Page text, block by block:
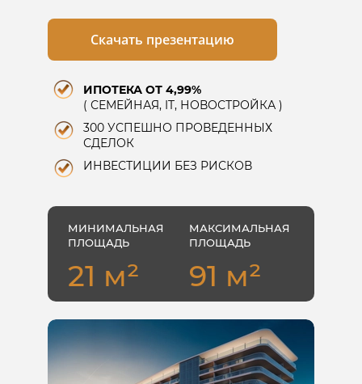
Скачать презентацию
ИПОТЕКА ОТ 4,99%
( СЕМЕЙНАЯ, IT, НОВОСТРОЙКА )
300 УСПЕШНО ПРОВЕДЕННЫХ
СДЕЛОК
ИНВЕСТИЦИИ БЕЗ РИСКОВ
МИНИМАЛЬНАЯ
ПЛОЩАДЬ
21 м²
МАКСИМАЛЬНАЯ
ПЛОЩАДЬ
91 м²